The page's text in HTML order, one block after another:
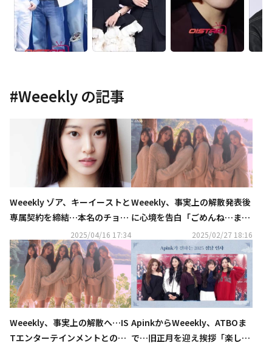
#Weeekly の記事
Weeekly ゾア、キーイーストと
専属契約を締結…本名のチョ・
ヘウォンとして活動へ2025/04/16 17:34
Weeekly、事実上の解散発表後
に心境を告白「ごめんね…また
集まれると期待している」
2025/02/27 18:16
Weeekly、事実上の解散へ…IS
Tエンターテインメントとの専
ApinkからWeeekly、ATBOま
で…旧正月を迎え挨拶「楽しい